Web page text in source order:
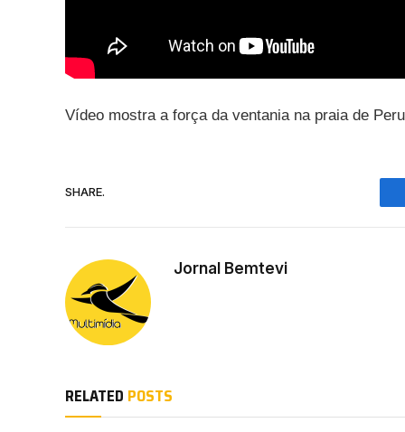
Vídeo mostra a força da ventania na praia de
SHARE.
Jornal Bemtevi
RELATED POSTS